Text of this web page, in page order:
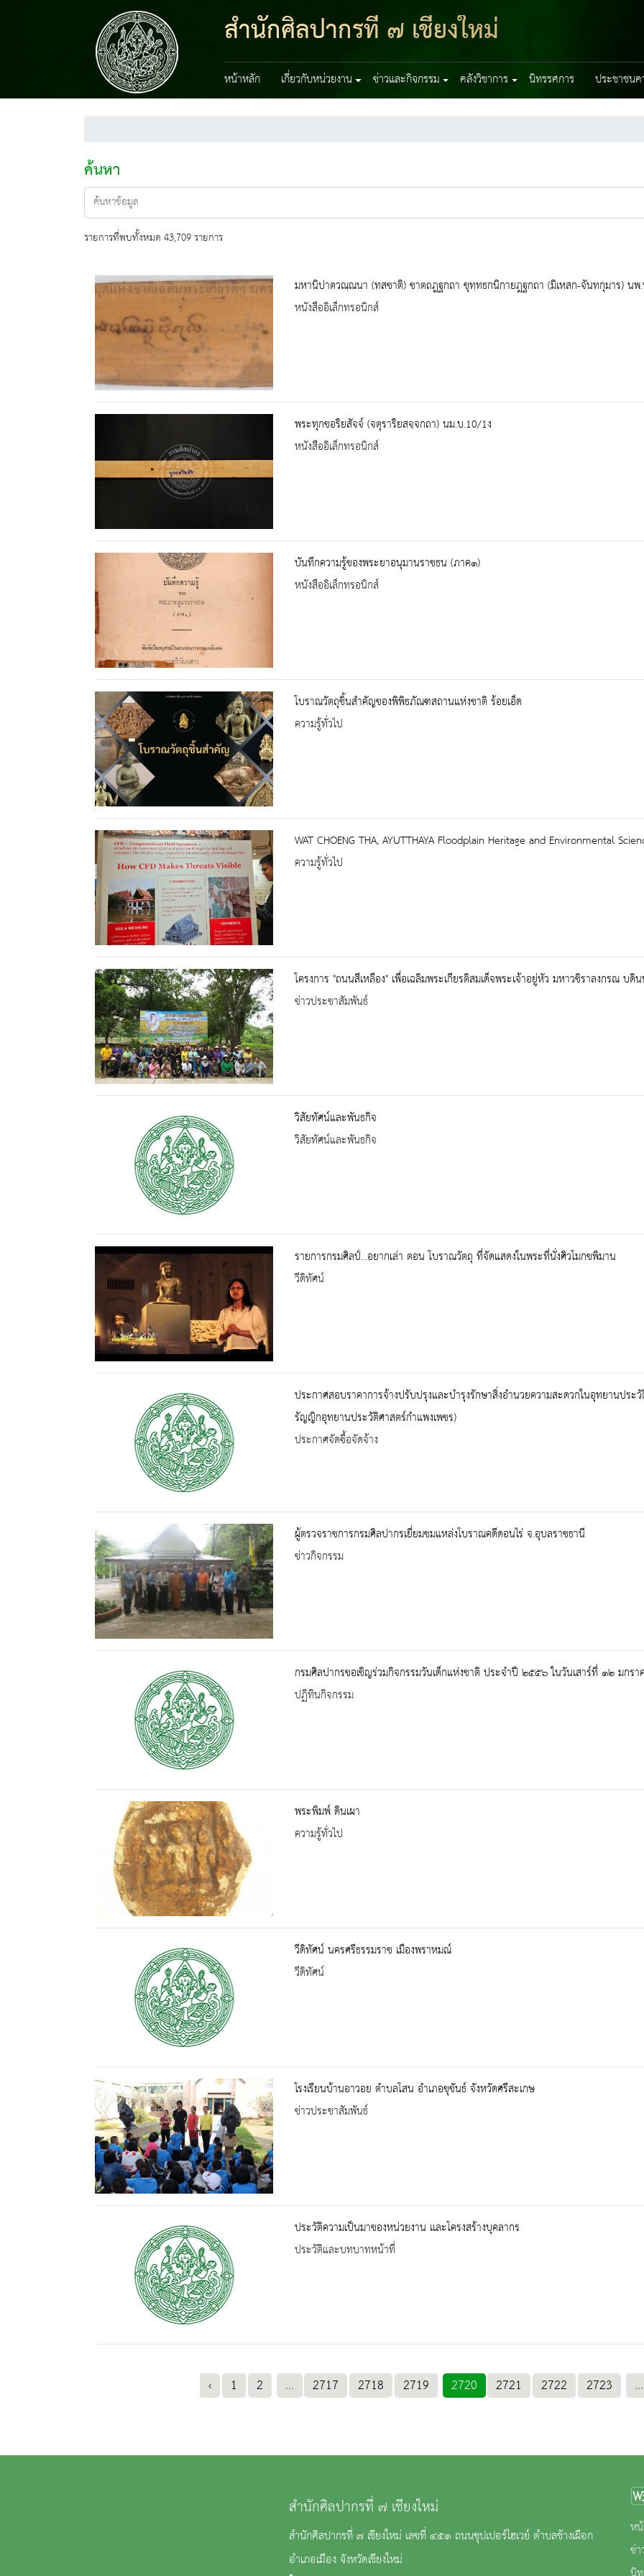
สำนักศิลปากรที่ ๗ เชียงใหม่
หน้าหลัก เกี่ยวกับหน่วยงาน ข่าวและกิจกรรม คลังวิชาการ นิทรรศการ ประชาชน
ค้นหา
รายการที่พบทั้งหมด 43,709 รายการ
มหานิปาตวณฺณนา (ทสชาติ) ชาตถฎฐกถา ขุทฺทธกนิกายฎฐกถา (มิเหสก-จันทกุมาร) น
หนังสืออิเล็กทรอนิกส์
พระทุกขอริยสัจจ์ (จตุราริยสจฺจกถา) นม.บ.10/1ง
หนังสืออิเล็กทรอนิกส์
บันทึกความรู้ของพระยาอนุมานราชธน (ภาค๑)
หนังสืออิเล็กทรอนิกส์
โบราณวัตถุชิ้นสำคัญของพิพิธภัณฑสถานแห่งชาติ ร้อยเอ็ด
ความรู้ทั่วไป
WAT CHOENG THA, AYUTTHAYA Floodplain Heritage and Environmental
ความรู้ทั่วไป
โครงการ "ถนนสีเหลือง" เพื่อเฉลิมพระเกียรติสมเด็จพระเจ้าอยู่หัว มหาวชิราลงกรณ บดิ
ข่าวประชาสัมพันธ์
วิสัยทัศน์และพันธกิจ
วิสัยทัศน์และพันธกิจ
รายการกรมศิลป์...อยากเล่า ตอน โบราณวัตถุ ที่จัดแสดงในพระที่นั่งศิวโมกขพิมาน
วีดิทัศน์
ประกาศสอบราคาการจ้างปรับปรุงและบำรุงรักษาสิ่งอำนวยความสะดวกในอุทยานประ
รัญญิกอุทยานประวัติศาสตร์กำแพงเพชร)
ประกาศจัดซื้อจัดจ้าง
ผู้ตรวจราชการกรมศิลปากรเยี่ยมชมแหล่งโบราณคดีดอนไร่ จ.อุบลราชธานี
ข่าวกิจกรรม
กรมศิลปากรขอเชิญร่วมกิจกรรมวันเด็กแห่งชาติ ประจำปี ๒๕๕๖ ในวันเสาร์ที่ ๑๒ มกร
ปฏิทินกิจกรรม
พระพิมพ์ ดินเผา
ความรู้ทั่วไป
วีดิทัศน์ นครศรีธรรมราช เมืองพราหมณ์
วีดิทัศน์
โรงเรียนบ้านอาวอย ตำบลโสน อำเภอขุขันธ์ จังหวัดศรีสะเกษ
ข่าวประชาสัมพันธ์
ประวัติความเป็นมาของหน่วยงาน เเละโครงสร้างบุคลากร
ประวัติและบทบาทหน้าที่
‹ 1 2 ... 2717 2718 2719 2720 2721 2722 2723 ...
สำนักศิลปากรที่ ๗ เชียงใหม่
สำนักศิลปากรที่ ๗ เชียงใหม่ เลขที่ ๔๕๑ ถนนซุปเปอร์ไฮเวย์ ตำบลช้างเผือก
อำเภอเมือง จังหวัดเชียงใหม่
ห
ข่